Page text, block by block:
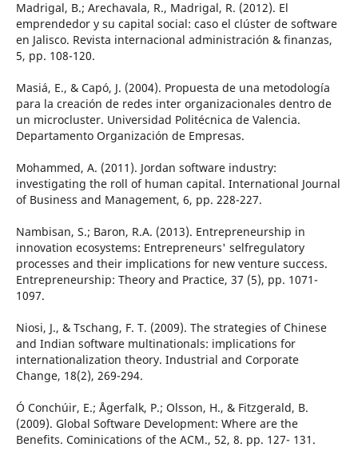
Madrigal, B.; Arechavala, R., Madrigal, R. (2012). El
emprendedor y su capital social: caso el clúster de software
en Jalisco. Revista internacional administración & finanzas,
5, pp. 108-120.
Masiá, E., & Capó, J. (2004). Propuesta de una metodología
para la creación de redes inter organizacionales dentro de
un microcluster. Universidad Politécnica de Valencia.
Departamento Organización de Empresas.
Mohammed, A. (2011). Jordan software industry:
investigating the roll of human capital. International Journal
of Business and Management, 6, pp. 228-227.
Nambisan, S.; Baron, R.A. (2013). Entrepreneurship in
innovation ecosystems: Entrepreneurs' selfregulatory
processes and their implications for new venture success.
Entrepreneurship: Theory and Practice, 37 (5), pp. 1071-
1097.
Niosi, J., & Tschang, F. T. (2009). The strategies of Chinese
and Indian software multinationals: implications for
internationalization theory. Industrial and Corporate
Change, 18(2), 269-294.
Ó Conchúir, E.; Ågerfalk, P.; Olsson, H., & Fitzgerald, B.
(2009). Global Software Development: Where are the
Benefits. Cominications of the ACM., 52, 8. pp. 127- 131.